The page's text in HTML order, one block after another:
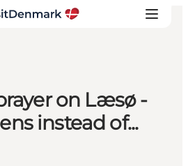
on Læsø -
instead of...